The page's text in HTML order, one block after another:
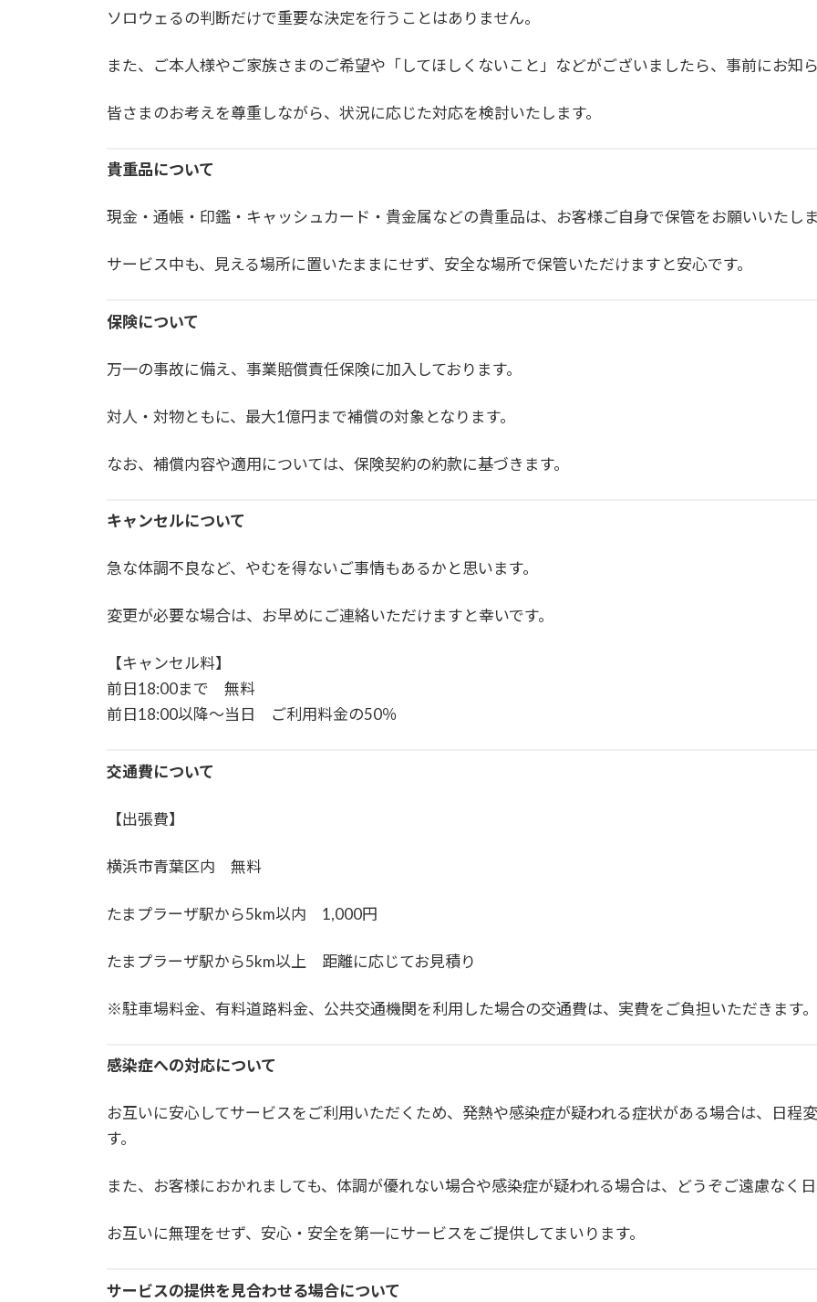
ソロウェるの判断だけで重要な決定を行うことはありません。
また、ご本人様やご家族さまのご希望や「してほしくないこと」などがございましたら、事前にお知
皆さまのお考えを尊重しながら、状況に応じた対応を検討いたします。
貴重品について
現金・通帳・印鑑・キャッシュカード・貴金属などの貴重品は、お客様ご自身で保管をお願いいたし
サービス中も、見える場所に置いたままにせず、安全な場所で保管いただけますと安心です。
保険について
万一の事故に備え、事業賠償責任保険に加入しております。
対人・対物ともに、最大1億円まで補償の対象となります。
なお、補償内容や適用については、保険契約の約款に基づきます。
キャンセルについて
急な体調不良など、やむを得ないご事情もあるかと思います。
変更が必要な場合は、お早めにご連絡いただけますと幸いです。
【キャンセル料】
前日18:00まで 無料
前日18:00以降～当日 ご利用料金の50％
交通費について
【出張費】
横浜市青葉区内 無料
たまプラーザ駅から5km以内 1,000円
たまプラーザ駅から5km以上 距離に応じてお見積り
※駐車場料金、有料道路料金、公共交通機関を利用した場合の交通費は、実費をご負担いただきます。
感染症への対応について
お互いに安心してサービスをご利用いただくため、発熱や感染症が疑われる症状がある場合は、日程
す。
また、お客様におかれましても、体調が優れない場合や感染症が疑われる場合は、どうぞご遠慮なく
お互いに無理をせず、安心・安全を第一にサービスをご提供してまいります。
サービスの提供を見合わせる場合について